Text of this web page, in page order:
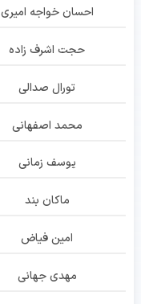
احسان خواجه امیری
حجت اشرف زاده
تورال صدالی
محمد اصفهانی
یوسف زمانی
ماکان بند
امین فیاض
مهدی جهانی